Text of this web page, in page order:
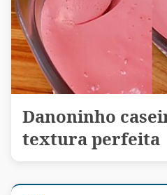
Danoninho
textura perfeita